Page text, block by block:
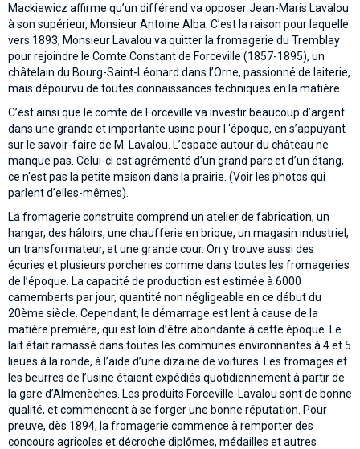
Mackiewicz affirme qu’un différend va opposer Jean-Maris Lavalou
à son supérieur, Monsieur Antoine Alba. C’est la raison pour laquelle
vers 1893, Monsieur Lavalou va quitter la fromagerie du Tremblay
pour rejoindre le Comte Constant de Forceville (1857-1895), un
châtelain du Bourg-Saint-Léonard dans l’Orne, passionné de laiterie,
mais dépourvu de toutes connaissances techniques en la matière.
C’est ainsi que le comte de Forceville va investir beaucoup d’argent
dans une grande et importante usine pour l ‘époque, en s’appuyant
sur le savoir-faire de M. Lavalou. L’espace autour du château ne
manque pas. Celui-ci est agrémenté d’un grand parc et d’un étang,
ce n'est pas la petite maison dans la prairie. (Voir les photos qui
parlent d’elles-mêmes).
La fromagerie construite comprend un atelier de fabrication, un
hangar, des hâloirs, une chaufferie en brique, un magasin industriel,
un transformateur, et une grande cour. On y trouve aussi des
écuries et plusieurs porcheries comme dans toutes les fromageries
de l’époque. La capacité de production est estimée à 6000
camemberts par jour, quantité non négligeable en ce début du
20ème siècle. Cependant, le démarrage est lent à cause de la
matière première, qui est loin d’être abondante à cette époque. Le
lait était ramassé dans toutes les communes environnantes à 4 et 5
lieues à la ronde, à l’aide d’une dizaine de voitures. Les fromages et
les beurres de l’usine étaient expédiés quotidiennement à partir de
la gare d’Almenèches. Les produits Forceville-Lavalou sont de bonne
qualité, et commencent à se forger une bonne réputation. Pour
preuve, dès 1894, la fromagerie commence à remporter des
concours agricoles et décroche diplômes, médailles et autres